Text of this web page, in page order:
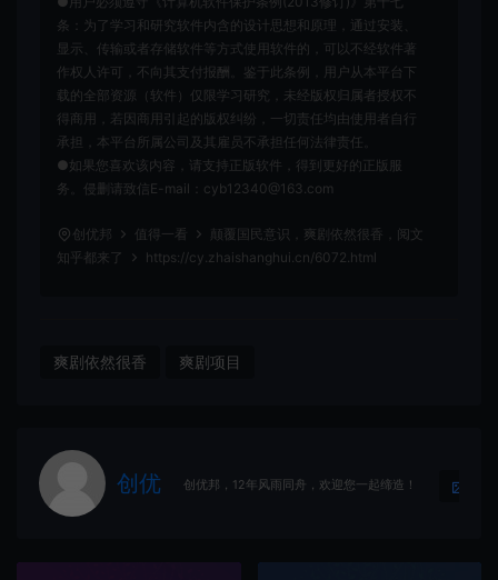
条：为了学习和研究软件内含的设计思想和原理，通过安装、
显示、传输或者存储软件等方式使用软件的，可以不经软件著
作权人许可，不向其支付报酬。鉴于此条例，用户从本平台下
载的全部资源（软件）仅限学习研究，未经版权归属者授权不
得商用，若因商用引起的版权纠纷，一切责任均由使用者自行
承担，本平台所属公司及其雇员不承担任何法律责任。
●如果您喜欢该内容，请支持正版软件，得到更好的正版服
务。侵删请致信E-mail：cyb12340@163.com
创优邦 值得一看
颠覆国民意识，爽剧依然很香，阅文
知乎都来了
https://cy.zhaishanghui.cn/6072.html
爽剧依然很香 爽剧项目
创优 创优邦，12年风雨同舟，欢迎您一起缔造！